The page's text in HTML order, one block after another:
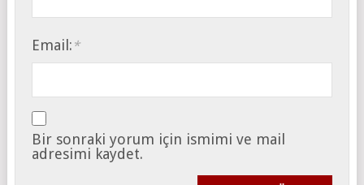
Email: *
Bir sonraki yorum için ismimi ve mail
adresimi kaydet.